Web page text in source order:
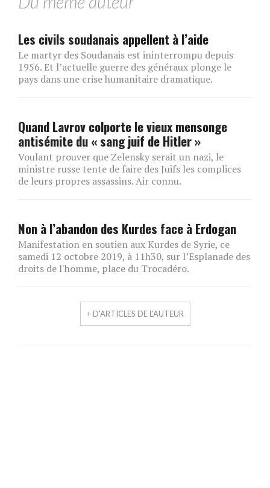
Les civils soudanais appellent à l’aide
Le martyr des Soudanais est ininterrompu depuis
1956. Et l’actuelle guerre des généraux plonge le
pays dans une crise humanitaire dramatique.
Quand Lavrov colporte le vieux mensonge
antisémite du « sang juif de Hitler »
Voulant prouver que Zelensky serait un nazi, le
ministre russe tente de faire des Juifs les complices
de leurs propres assassins. Air connu.
Non à l’abandon des Kurdes face à Erdogan
Manifestation en soutien aux Kurdes de Syrie, ce
samedi 12 octobre 2019, à 11h30, sur l’Esplanade des
droits de l'homme, place du Trocadéro.
+ D'ARTICLES DE L'AUTEUR